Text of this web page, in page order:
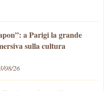
a Parigi la grande
sulla cultura
08/26